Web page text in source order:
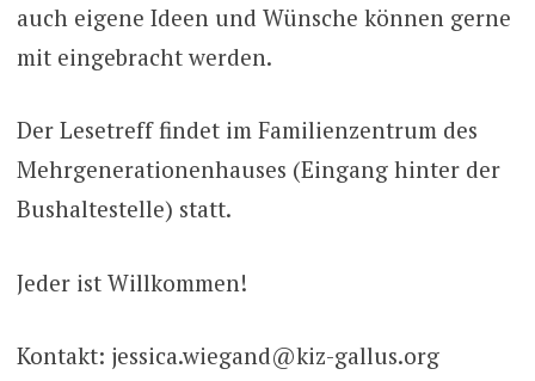
auch eigene Ideen und Wünsche können gerne
mit eingebracht werden.
Der Lesetreff findet im Familienzentrum des
Mehrgenerationenhauses (Eingang hinter der
Bushaltestelle) statt.
Jeder ist Willkommen!
Kontakt: jessica.wiegand@kiz-gallus.org